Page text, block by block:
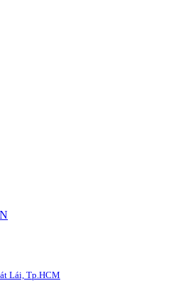
Lái, Tp.HCM